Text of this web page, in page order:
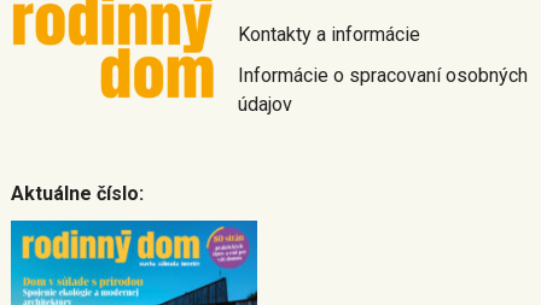
Kontakty a informácie
Informácie o spracovaní osobných
údajov
Aktuálne číslo: